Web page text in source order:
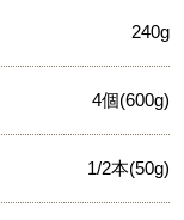
240g
4個(600g)
1/2本(50g)